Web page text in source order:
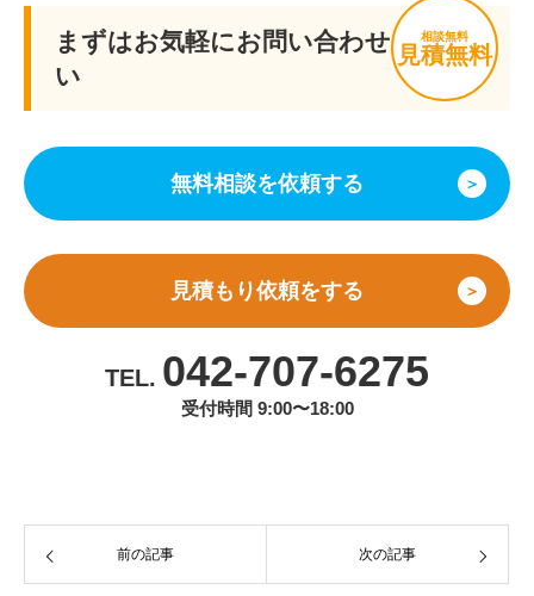
まずはお気軽にお問い合わせくださ
い
相談無料
見積無料
無料相談を依頼する ＞
見積もり依頼をする ＞
TEL. 042-707-6275
受付時間 9:00〜18:00
前の記事 次の記事